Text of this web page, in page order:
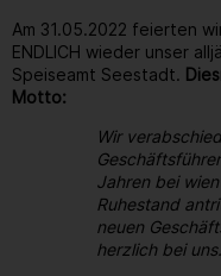
Am 31.05.2022 feierten
ENDLICH wieder unser
Speiseamt Seestadt.
Motto:
Wir
Jahren bei
Ruhestand
neuen
herzlich bei uns.